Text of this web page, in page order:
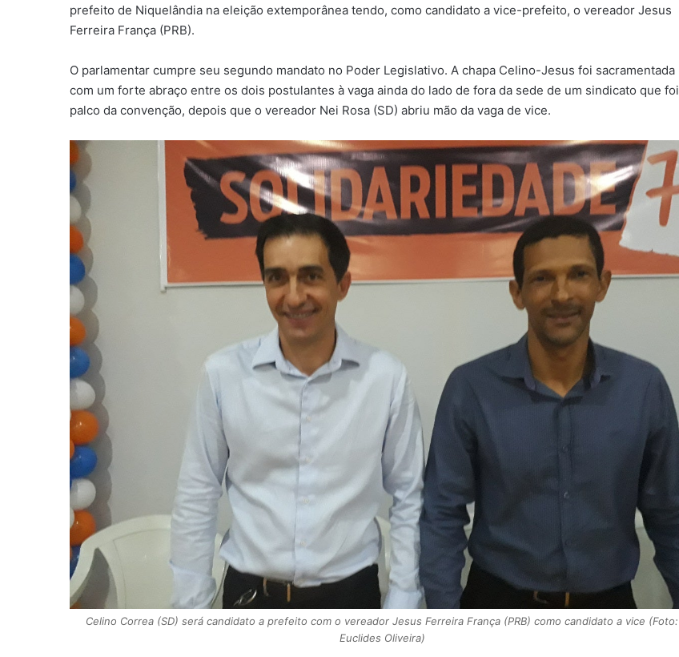
prefeito de Niquelândia na eleição extemporânea tendo, como candidato a vice-prefeito, o vereador Jesus
Ferreira França (PRB).
O parlamentar cumpre seu segundo mandato no Poder Legislativo. A chapa Celino-Jesus foi sacramentada
com um forte abraço entre os dois postulantes à vaga ainda do lado de fora da sede de um sindicato que foi
palco da convenção, depois que o vereador Nei Rosa (SD) abriu mão da vaga de vice.
Celino Correa (SD) será candidato a prefeito com o vereador Jesus Ferreira França (PRB) como candidato a vice (Foto:
Euclides Oliveira)